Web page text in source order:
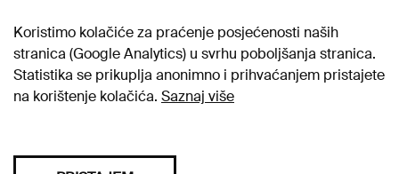
Koristimo kolačiće za praćenje posjećenosti naših
stranica (Google Analytics) u svrhu poboljšanja stranica.
Statistika se prikuplja anonimno i prihvaćanjem pristajete
na korištenje kolačića. Saznaj više